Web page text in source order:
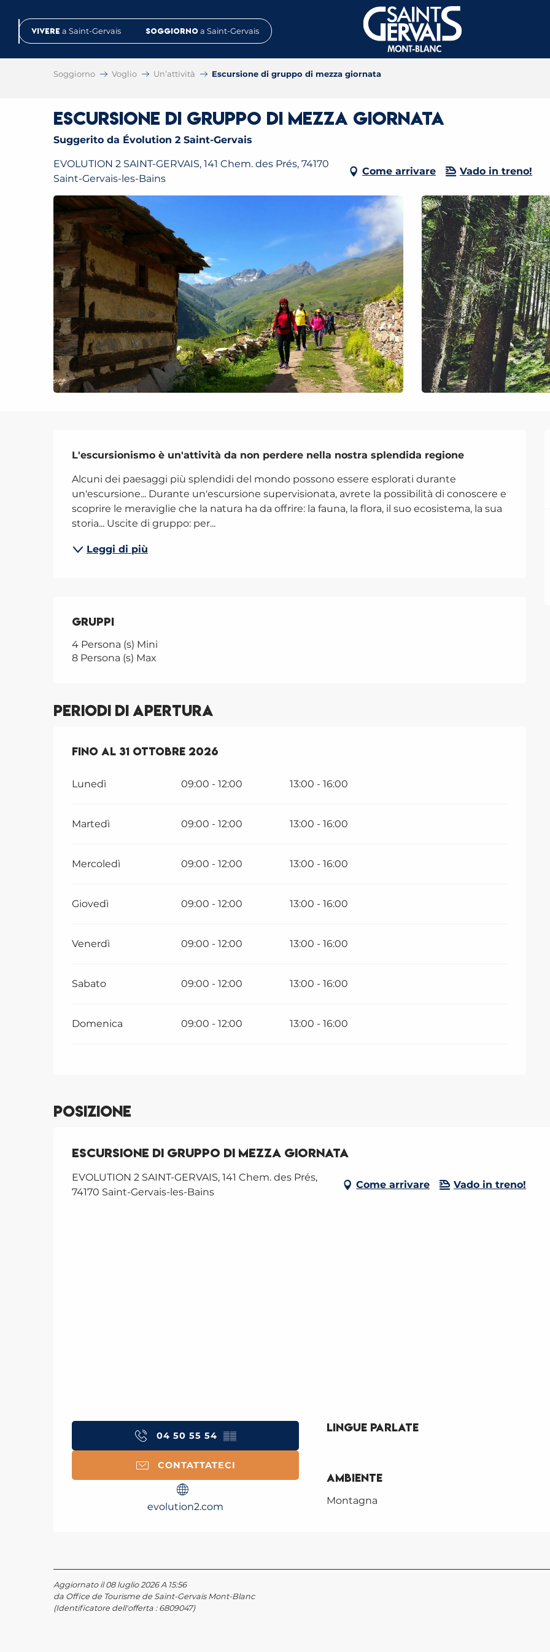
contenuVivere a Saint-Gervais Soggiorno a Saint-Gervais
Soggiorno Voglio Un’attività Escursione di gruppo di mezza giornata
Escursione di gruppo di mezza giornata
Suggerito da Évolution 2 Saint-Gervais
EVOLUTION 2 SAINT-GERVAIS, 141 Chem. des Prés, 74170
Saint-Gervais-les-Bains
Come arrivare Vado in treno!
Descrizione
L'escursionismo è un'attività da non perdere nella nostra splendida regione ️
Alcuni dei paesaggi più splendidi del mondo possono essere esplorati durante
un'escursione... Durante un'escursione supervisionata, avrete la possibilità di conoscere e
scoprire le meraviglie che la natura ha da offrire: la fauna, la flora, il suo ecosistema, la sua
storia... Uscite di gruppo: per...
Leggi di più
Gruppi
Gruppi
4 Persona (s) Mini
8 Persona (s) Max
Periodi di apertura
Dal1 aprile 2026al31 ottobre 2026
Fino al 31 ottobre 2026
Lunedì 09:00 - 12:00 13:00 - 16:00
Martedì 09:00 - 12:00 13:00 - 16:00
Mercoledì 09:00 - 12:00 13:00 - 16:00
Giovedì 09:00 - 12:00 13:00 - 16:00
Venerdì 09:00 - 12:00 13:00 - 16:00
Sabato 09:00 - 12:00 13:00 - 16:00
Domenica 09:00 - 12:00 13:00 - 16:00
Posizione
Escursione di gruppo di mezza giornata
EVOLUTION 2 SAINT-GERVAIS, 141 Chem. des Prés,
74170 Saint-Gervais-les-Bains
Come arrivare Vado in treno!
04 50 55 54 ▒▒
CONTATTATECI
evolution2.com
Lingue parlate
Lingue parlate
Ambiente
Ambiente
Montagna
Aggiornato il 08 luglio 2026 A 15:56
da Office de Tourisme de Saint-Gervais Mont-Blanc
(Identificatore dell'offerta : 6809047)